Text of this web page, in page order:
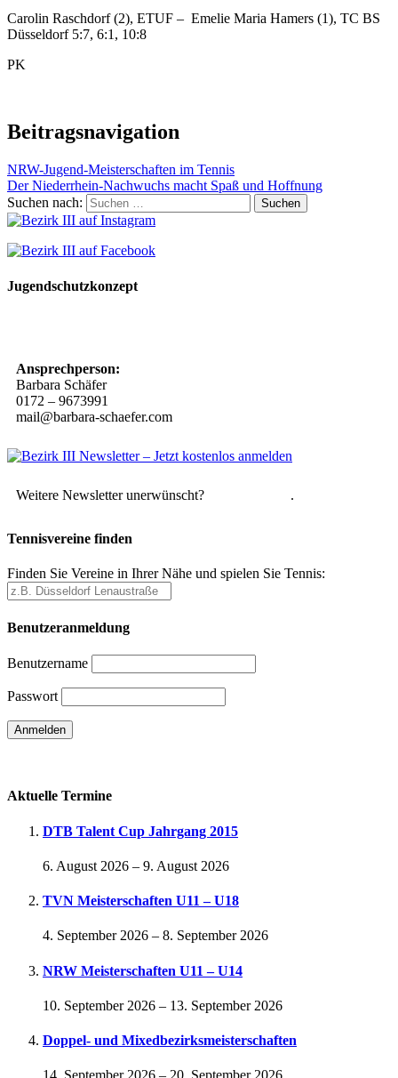
Carolin Raschdorf (2), ETUF – Emelie Maria Hamers (1), TC BS
Düsseldorf 5:7, 6:1, 10:8
PK
Beitragsnavigation
NRW-Jugend-Meisterschaften im Tennis
Der Niederrhein-Nachwuchs macht Spaß und Hoffnung
Suchen nach:
Jugendschutzkonzept
Ansprechperson:
Barbara Schäfer
0172 – 9673991
mail@barbara-schaefer.com
Weitere Newsletter unerwünscht? .
Tennisvereine finden
Finden Sie Vereine in Ihrer Nähe und spielen Sie Tennis:
Benutzeranmeldung
Benutzername
Passwort
Aktuelle Termine
DTB Talent Cup Jahrgang 2015
6. August 2026 – 9. August 2026
TVN Meisterschaften U11 – U18
4. September 2026 – 8. September 2026
NRW Meisterschaften U11 – U14
10. September 2026 – 13. September 2026
Doppel- und Mixedbezirksmeisterschaften